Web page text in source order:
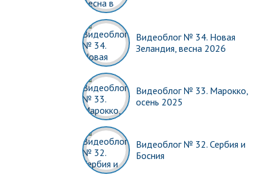
Видеоблог № 34. Новая
Зеландия, весна 2026
Видеоблог № 33. Марокко,
осень 2025
Видеоблог № 32. Сербия и
Босния